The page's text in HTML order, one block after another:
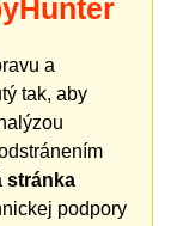
a
tak, aby
stránka
podpory